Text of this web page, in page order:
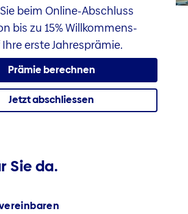
beim Online-Abschluss
bis zu 15% Willkommens-
erste Jahresprämie.
Prämie berechnen
Jetzt abschliessen
Sie da.